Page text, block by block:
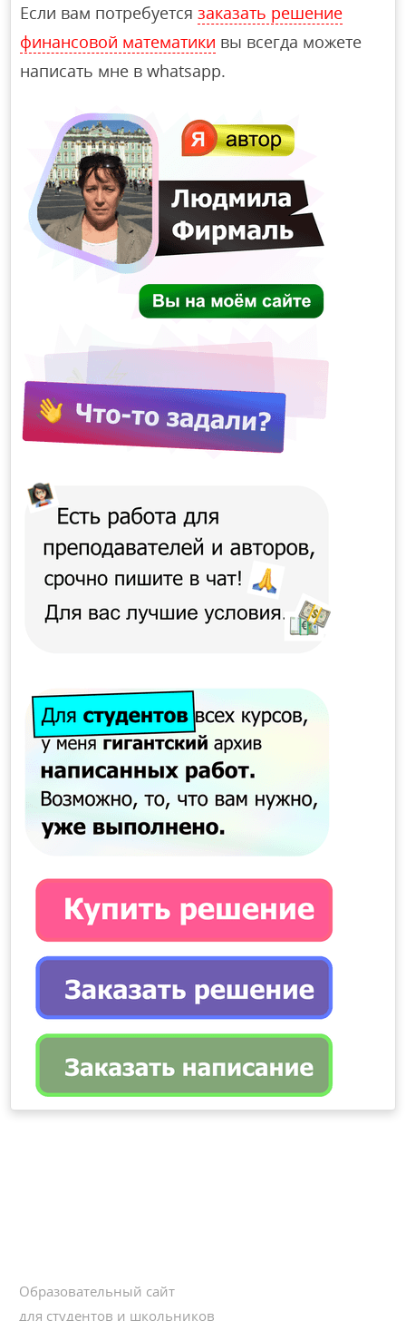
Если вам потребуетсязаказать решение
финансовой математики вы всегда можете
написать мне в whatsapp.
Образовательный сайт
для студентов и школьников